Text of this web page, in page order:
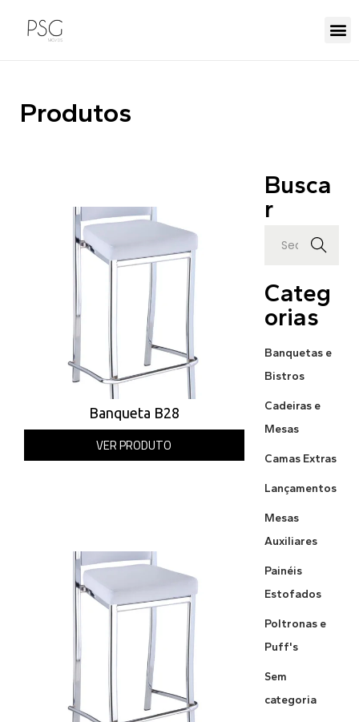
Produtos
Banqueta B28
VER PRODUTO
Busca
r
Search
Categ
orias
Banquetas e
Bistros
Cadeiras e
Mesas
Camas Extras
Lançamentos
Mesas
Auxiliares
Painéis
Estofados
Poltronas e
Puff's
Sem
categoria